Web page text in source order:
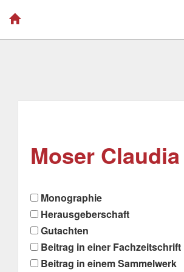
Moser
Monographie
Herausgeberschaft
Gutachten
Beitrag in einer Fachzeitschrift
Beitrag in einem Sammelwerk